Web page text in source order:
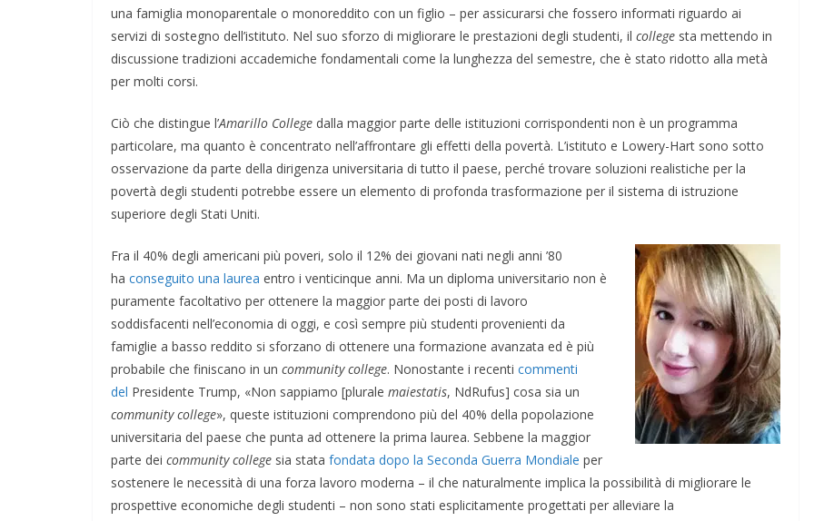
una famiglia monoparentale o monoreddito con un figlio – per assicurarsi che fossero informati riguardo ai
servizi di sostegno dell’istituto. Nel suo sforzo di migliorare le prestazioni degli studenti, il college sta mettendo in
discussione tradizioni accademiche fondamentali come la lunghezza del semestre, che è stato ridotto alla metà
per molti corsi.
Ciò che distingue l’Amarillo College dalla maggior parte delle istituzioni corrispondenti non è un programma
particolare, ma quanto è concentrato nell’affrontare gli effetti della povertà. L’istituto e Lowery-Hart sono sotto
osservazione da parte della dirigenza universitaria di tutto il paese, perché trovare soluzioni realistiche per la
povertà degli studenti potrebbe essere un elemento di profonda trasformazione per il sistema di istruzione
superiore degli Stati Uniti.
Fra il 40% degli americani più poveri, solo il 12% dei giovani nati negli anni ’80
ha conseguito una laurea entro i venticinque anni. Ma un diploma universitario non è
puramente facoltativo per ottenere la maggior parte dei posti di lavoro
soddisfacenti nell’economia di oggi, e così sempre più studenti provenienti da
famiglie a basso reddito si sforzano di ottenere una formazione avanzata ed è più
probabile che finiscano in un community college. Nonostante i recenti commenti
del Presidente Trump, «Non sappiamo [plurale maiestatis, NdRufus] cosa sia un
community college», queste istituzioni comprendono più del 40% della popolazione
universitaria del paese che punta ad ottenere la prima laurea. Sebbene la maggior
parte dei community college sia stata fondata dopo la Seconda Guerra Mondiale per
sostenere le necessità di una forza lavoro moderna – il che naturalmente implica la possibilità di migliorare le
prospettive economiche degli studenti – non sono stati esplicitamente progettati per alleviare la